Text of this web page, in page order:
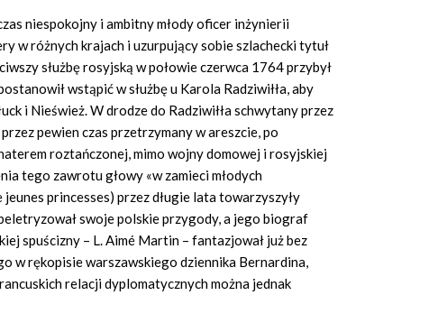
niespokojny i ambitny młody oficer inżynierii
w różnych krajach i uzurpujący sobie szlachecki tytuł
służbę rosyjską w połowie czerwca 1764 przybył
wstąpić w służbę u Karola Radziwiłła, aby
i Nieśwież. W drodze do Radziwiłła schwytany przez
pewien czas przetrzymany w areszcie, po
roztańczonej, mimo wojny domowej i rosyjskiej
tego zawrotu głowy «w zamieci młodych
princesses) przez długie lata towarzyszyły
swoje polskie przygody, a jego biograf
spuścizny – L. Aimé Martin – fantazjował już bez
w rękopisie warszawskiego dziennika Bernardina,
relacji dyplomatycznych można jednak